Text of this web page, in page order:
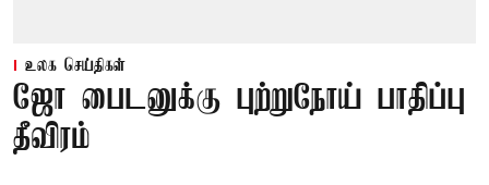
உலக செய்திகள்
ஜோ பைடனுக்கு புற்றுநோய் பாதிப்பு
தீவிரம்